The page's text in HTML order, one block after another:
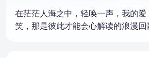
在茫茫人海之中，轻唤一声，我的爱
笑，那是彼此才能会心解读的浪漫回